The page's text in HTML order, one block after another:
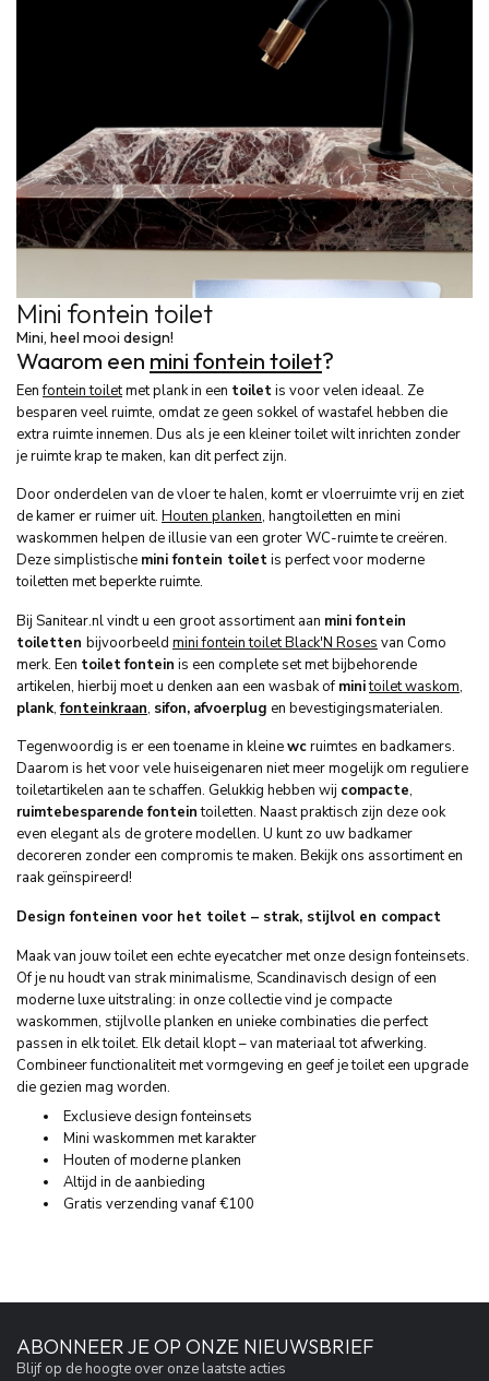
Mini fontein toilet
Mini, heel mooi design!
Waarom een mini fontein toilet?
Eenfontein toiletmet plank in een toiletis voor velen ideaal. Ze
besparen veel ruimte, omdat ze geen sokkel of wastafel hebben die
extra ruimte innemen. Dus als je een kleiner toilet wilt inrichten zonder
je ruimte krap te maken, kan dit perfect zijn.
Door onderdelen van de vloer te halen, komt er vloerruimte vrij en ziet
de kamer er ruimer uit. Houten planken, hangtoiletten en mini
waskommen helpen de illusie van een groter WC-ruimte te creëren.
Deze simplistische mini fontein toiletis perfect voor moderne
toiletten met beperkte ruimte.
Bij Sanitear.nl vindt u een groot assortiment aan mini fontein
toiletten bijvoorbeeld mini fontein toilet Black'N Roses van Como
merk. Een toiletfontein is een complete set met bijbehorende
artikelen, hierbij moet u denken aan een wasbak of minitoilet waskom,
plank,fonteinkraan, sifon, afvoerplug en bevestigingsmaterialen.
Tegenwoordig is er een toename in kleinewcruimtes en badkamers.
Daarom is het voor vele huiseigenaren niet meer mogelijk om reguliere
toiletartikelen aan te schaffen. Gelukkig hebben wij compacte,
ruimtebesparende fonteintoiletten. Naast praktisch zijn deze ook
even elegant als de grotere modellen. U kunt zo uw badkamer
decoreren zonder een compromis te maken. Bekijk ons assortiment en
raak geïnspireerd!
Design fonteinen voor het toilet – strak, stijlvol en compact
Maak van jouw toilet een echte eyecatcher met onze design fonteinsets.
Of je nu houdt van strak minimalisme, Scandinavisch design of een
moderne luxe uitstraling: in onze collectie vind je compacte
waskommen, stijlvolle planken en unieke combinaties die perfect
passen in elk toilet. Elk detail klopt – van materiaal tot afwerking.
Combineer functionaliteit met vormgeving en geef je toilet een upgrade
die gezien mag worden.
Exclusieve design fonteinsets
Mini waskommen met karakter
Houten of moderne planken
Altijd in de aanbieding
Gratis verzending vanaf €100
ABONNEER JE OP ONZE NIEUWSBRIEF
Blijf op de hoogte over onze laatste acties